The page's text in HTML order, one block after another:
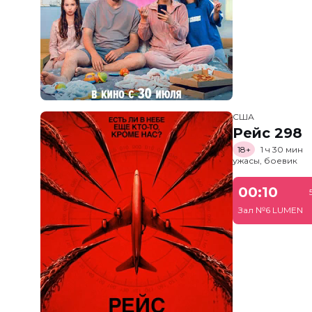
США
Рейс 298
18+
1 ч 30 мин
ужасы, боевик
00:10
Зал №6 LUMEN